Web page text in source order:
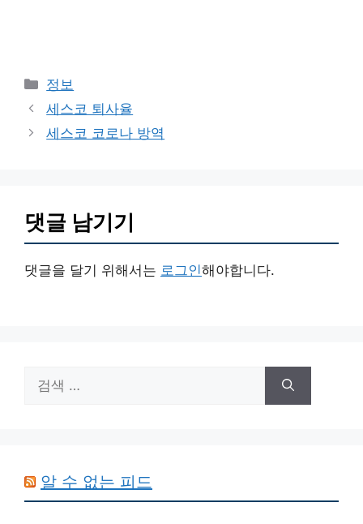
카
테
리
정보
세스코 퇴사율
세스코 코로나 방역
댓글 남기기
댓글을 달기 위해서는 로그인해야합니다.
색:
알 수 없는 피드